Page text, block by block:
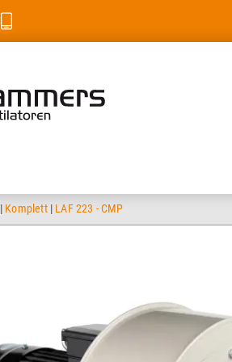
| Komplett| LAF 223 - CMP